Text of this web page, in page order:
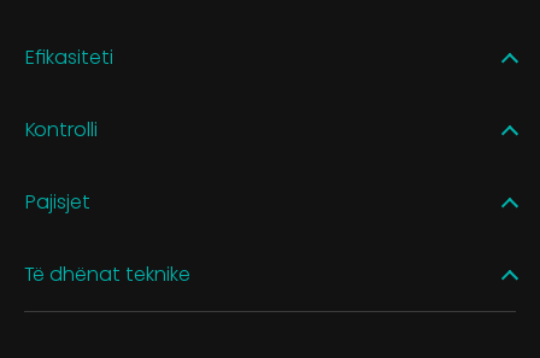
Efikasiteti
Kontrolli
Pajisjet
Të dhënat teknike